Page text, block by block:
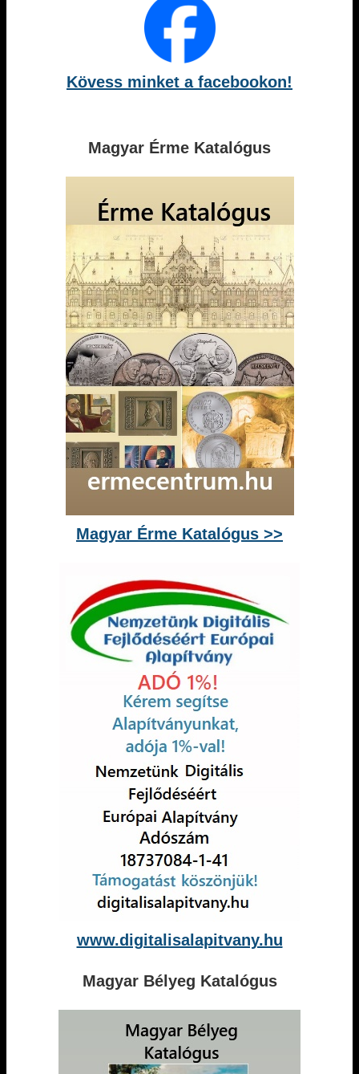
Kövess minket a facebookon!
Magyar Érme Katalógus
Magyar Érme Katalógus >>
www.digitalisalapitvany.hu
Magyar Bélyeg Katalógus